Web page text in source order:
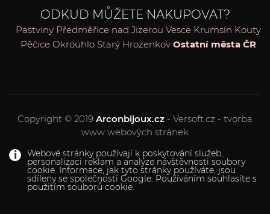
Webové stránky používají k poskytování služeb,
personalizaci reklam a analýze návštěvnosti soubory
cookie. Informace, jak tyto stránky používáte, jsou
sdíleny se společností Google. Používáním souhlasíte s
použitím souborů cookie.
ODKUD MŮŽETE NAKUPOVAT?
Pastviny Předměřice nad Jizerou Vesce Krumsín Kouty
Pěčice Okrouhlo Starý Hrozenkov Ostatní města ČR
Copyright © 2019 Arconbijoux.cz - Versoft.cz - tvorba
www webových stránek